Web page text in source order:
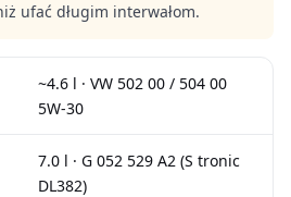
ufać długim interwałom.
~4.6 l · VW 502 00 / 504 00
5W-30
7.0 l · G 052 529 A2 (S tronic
DL382)